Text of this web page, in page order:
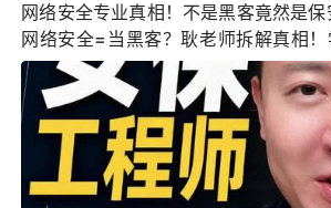
网络安全专业真相！不是黑客竟然是
网络安全=当黑客？耿老师拆解真相
住寂寞查漏洞，高薪只给真人才！#志